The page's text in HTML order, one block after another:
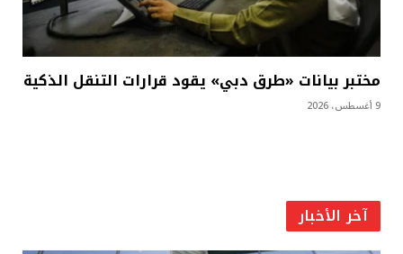
مختبر بيانات «طرق دبي» يقود قرارات التنقل الذكية
9 أغسطس، 2026
آخر الأخبار